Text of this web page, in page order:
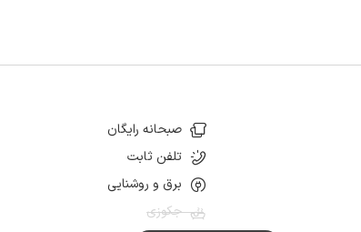
صبحانه رایگان
تلفن ثابت
برق و روشنایی
جکوزی